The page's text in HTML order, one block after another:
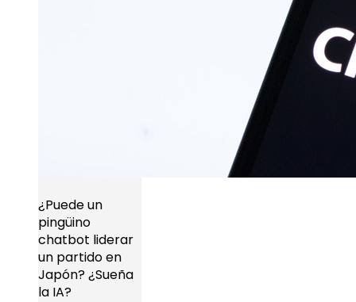
¿Puede un
pingüino
chatbot liderar
un partido en
Japón? ¿Sueña
la IA?